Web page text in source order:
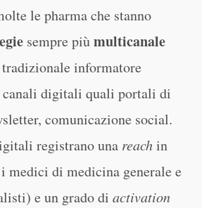
le pharma che stanno
sempre piùmulticanale
informatore
digitali quali portali di
comunicazione social.
registrano una reachin
medici di medicina generale e
e un grado di activation